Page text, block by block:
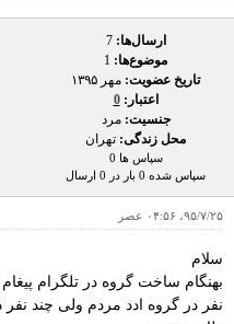
ارسال‌ها:7
موضوع‌ها:
تاریخ عضویت: مهر ۱۳۹۵
اعتبار:0
جنسیت: مرد
محل زندگی: تهران
سپاس ها 0
سپاس شده 0 بار در 0 ارسال
۹۵/۷/۲۵، ۰۴:۵۶ عصر
سلام
نفر در گروه ادد مردم ولی چند نفر